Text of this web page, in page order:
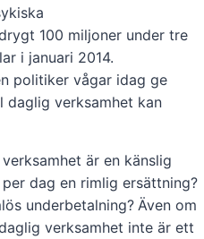
100 miljoner under tre
i januari 2014.
politiker vågar idag ge
daglig verksamhet kan
är en känslig
dag en rimlig ersättning?
underbetalning? Även om
verksamhet inte är ett